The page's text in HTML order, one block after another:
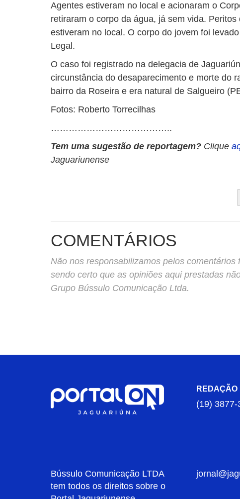
Agentes estiveram no local e acionaram o
retiraram o corpo da água, já sem vida.
estiveram no local. O corpo do jovem foi
Legal.
O caso foi registrado na delegacia de
circunstância do desaparecimento e morte do
bairro da Roseira e era natural de Salgueiro
Fotos: Roberto Torrecilhas
…………………………………..
Tem uma sugestão de reportagem? Clique
Jaguariunense
COMENTÁRIOS
Não nos responsabilizamos pelos comentários
sendo certo que as opiniões aqui prestadas
Grupo Bússulo Comunicação Ltda.
REDAÇÃO
(19) 3877-
Bússulo Comunicação LTDA
tem todos os direitos sobre o